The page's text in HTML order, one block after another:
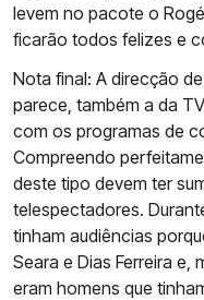
levem no pacote o
ficarão todos felizes e
Nota final: A direcção
parece, também a da
com os programas de
Compreendo
deste tipo devem ter
telespectadores.
tinham audiências
Seara e Dias Ferreira e,
eram homens que